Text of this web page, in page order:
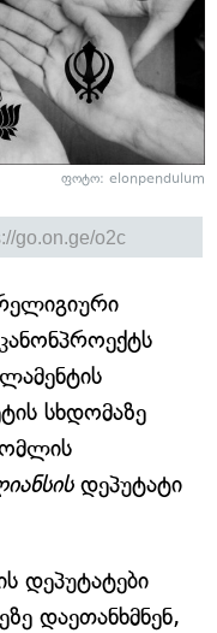
ფოტო: elonpendulum
სხდომაზე
დეპუტატი
დეპუტატები
დაეთანხმნენ,